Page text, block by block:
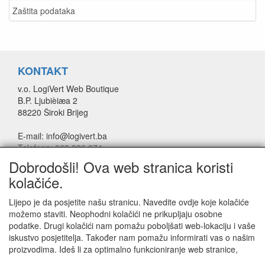
Zaštita podataka
KONTAKT
v.o. LogiVert Web Boutique
B.P. Ljubièiæa 2
88220 Široki Brijeg
E-mail: info@logivert.ba
Telefoon: 063 326 374
Izjava o povjerljivosti
Izjava o upotrebi SSL certifikata
Opći uvjeti poslovanja
Dobrodošli! Ova web stranica koristi
kolačiće.
Lijepo je da posjetite našu stranicu. Navedite ovdje koje kolačiće
možemo staviti. Neophodni kolačići ne prikupljaju osobne
podatke. Drugi kolačići nam pomažu poboljšati web-lokaciju i vaše
iskustvo posjetitelja. Također nam pomažu informirati vas o našim
proizvodima. Ideš li za optimalno funkcioniranje web stranice,